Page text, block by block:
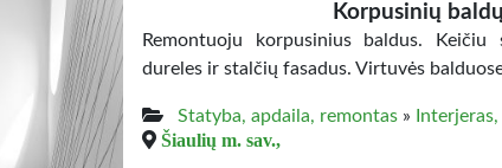
Korpusinių
Remontuoju korpusinius baldus. Keičiu
dureles ir stalčių fasadus. Virtuvės
Statyba, apdaila, remontas»
Šiaulių m. sav.,